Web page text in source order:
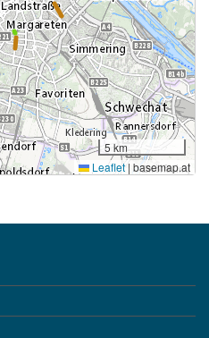
5 km
Leaflet | basemap.at